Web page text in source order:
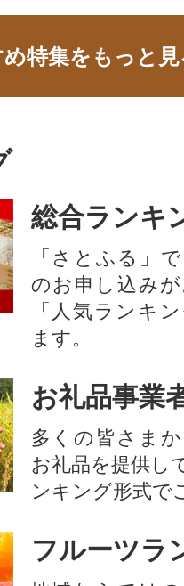
特集をもっと
総合ランキ
「さとふる」
のお申し込み
「人気ランキ
ます。
お礼品事業
多くの皆さま
お礼品を提供し
ンキング形式で
フルーツラ